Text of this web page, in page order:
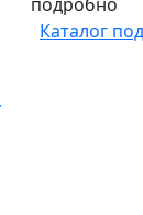
Каталог